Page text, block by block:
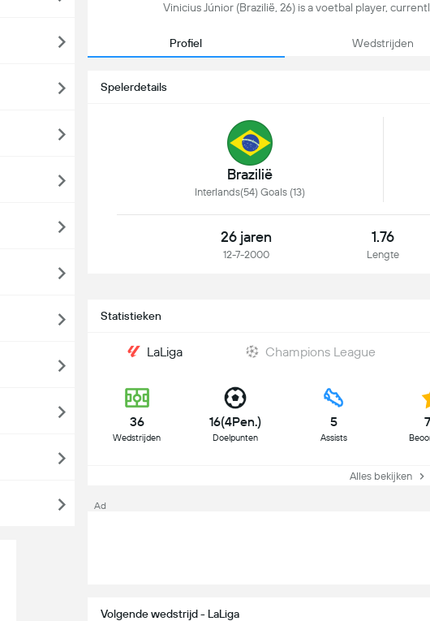
Vinicius Júnior (Brazilië, 26) is a voetbal player,
Profiel Wedstrijden
Spelerdetails
Brazilië
Interlands(54) Goals (13)
26 jaren
12-7-2000
1.76
Lengte
Statistieken
LaLiga Champions League
36
Wedstrijden
16(4Pen.)
Doelpunten
5
Assists
Alles bekijken
Ad
Volgende wedstrijd - LaLiga